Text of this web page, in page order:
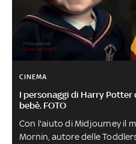
CINEMA
I personaggi di Harry
bebè. FOTO
Con l'aiuto di Midjourney il
Mornin, autore delle